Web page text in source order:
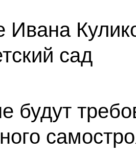
Ивана
сад
будут